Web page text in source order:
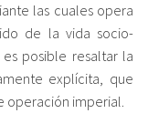
las cuales opera
de la vida socio-
posible resaltar la
explícita, que
operación imperial.